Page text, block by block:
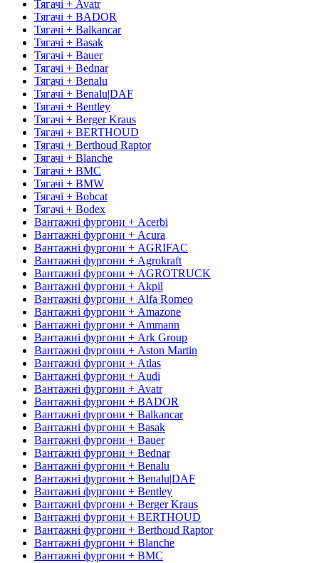
Тягачі + Avatr
Тягачі + BADOR
Тягачі + Balkancar
Тягачі + Basak
Тягачі + Bauer
Тягачі + Bednar
Тягачі + Benalu
Тягачі + Benalu|DAF
Тягачі + Bentley
Тягачі + Berger Kraus
Тягачі + BERTHOUD
Тягачі + Berthoud Raptor
Тягачі + Blanche
Тягачі + BMC
Тягачі + BMW
Тягачі + Bobcat
Тягачі + Bodex
Вантажні фургони + Acerbi
Вантажні фургони + Acura
Вантажні фургони + AGRIFAC
Вантажні фургони + Agrokraft
Вантажні фургони + AGROTRUCK
Вантажні фургони + Akpil
Вантажні фургони + Alfa Romeo
Вантажні фургони + Amazone
Вантажні фургони + Ammann
Вантажні фургони + Ark Group
Вантажні фургони + Aston Martin
Вантажні фургони + Atlas
Вантажні фургони + Audi
Вантажні фургони + Avatr
Вантажні фургони + BADOR
Вантажні фургони + Balkancar
Вантажні фургони + Basak
Вантажні фургони + Bauer
Вантажні фургони + Bednar
Вантажні фургони + Benalu
Вантажні фургони + Benalu|DAF
Вантажні фургони + Bentley
Вантажні фургони + Berger Kraus
Вантажні фургони + BERTHOUD
Вантажні фургони + Berthoud Raptor
Вантажні фургони + Blanche
Вантажні фургони + BMC